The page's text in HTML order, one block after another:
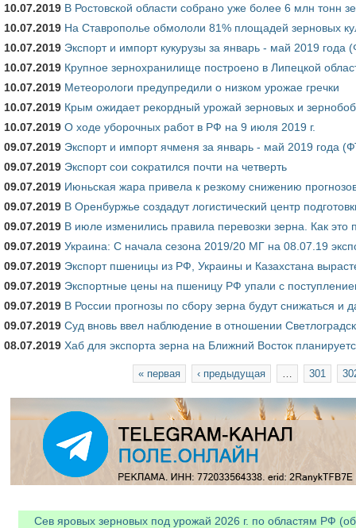
10.07.2019 В Ростовской области собрано уже более 6 млн тонн
10.07.2019 На Ставрополье обмололи 81% площадей зерновых
10.07.2019 Экспорт и импорт кукурузы за январь - май 2019 года
10.07.2019 Крупное зернохранилище построено в Липецкой
10.07.2019 Метеорологи предупредили о низком урожае гречки
10.07.2019 Крым ожидает рекордный урожай зерновых и
10.07.2019 О ходе уборочных работ в РФ на 9 июля 2019 г.
09.07.2019 Экспорт и импорт ячменя за январь - май 2019 года
09.07.2019 Экспорт сои сократился почти на четверть
09.07.2019 Июньская жара привела к резкому снижению
09.07.2019 В Оренбуржье создадут логистический центр
09.07.2019 В июле изменились правила перевозки зерна. Как это
09.07.2019 Украина: С начала сезона 2019/20 МГ на 08.07.19
09.07.2019 Экспорт пшеницы из РФ, Украины и Казахстана
09.07.2019 Экспортные цены на пшеницу РФ упали с
09.07.2019 В России прогнозы по сбору зерна будут снижаться и
09.07.2019 Суд вновь ввел наблюдение в отношении
08.07.2019 Хаб для экспорта зерна на Ближний Восток
« первая ‹ предыдущая 301
Сев яровых зерновых под урожай 2026 г. по областям РФ